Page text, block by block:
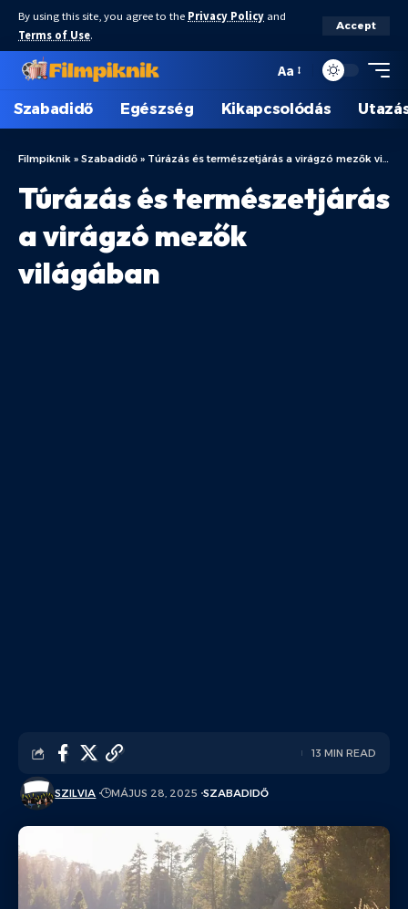
By using this site, you agree to the Privacy Policy and
Terms of Use.
Accept
Aa
Szabadidő Egészség Kikapcsolódás
Filmpiknik » Szabadidő » Túrázás és természetjárás a virágzó mezők világában
Túrázás és természetjárás
a virágzó mezők
világában
SZILVIA MÁJUS 28, 2025 SZABADIDŐ
13 MIN READ